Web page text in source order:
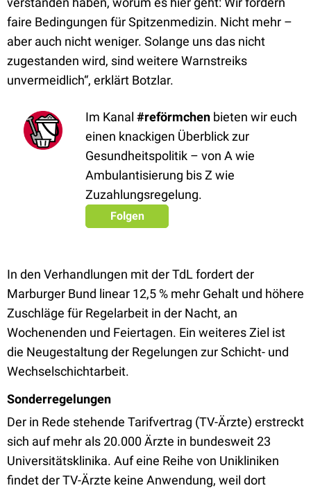
faire Bedingungen für Spitzenmedizin. Nicht mehr –
aber auch nicht weniger. Solange uns das nicht
zugestanden wird, sind weitere Warnstreiks
unvermeidlich“, erklärt Botzlar.
Im Kanal #reförmchen bieten wir euch
einen knackigen Überblick zur
Gesundheitspolitik – von A wie
Ambulantisierung bis Z wie
Zuzahlungsregelung.
Folgen
In den Verhandlungen mit der TdL fordert der
Marburger Bund linear 12,5 % mehr Gehalt und höhere
Zuschläge für Regelarbeit in der Nacht, an
Wochenenden und Feiertagen. Ein weiteres Ziel ist
die Neugestaltung der Regelungen zur Schicht- und
Wechselschichtarbeit.
Sonderregelungen
Der in Rede stehende Tarifvertrag (TV-Ärzte) erstreckt
sich auf mehr als 20.000 Ärzte in bundesweit 23
Universitätsklinika. Auf eine Reihe von Unikliniken
findet der TV-Ärzte keine Anwendung, weil dort